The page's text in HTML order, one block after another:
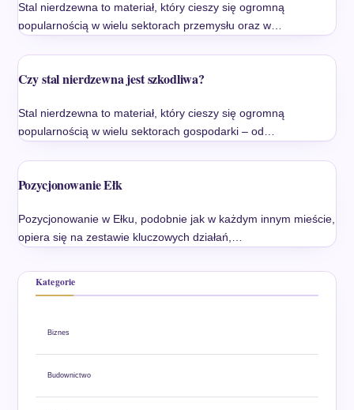
Stal nierdzewna to materiał, który cieszy się ogromną
popularnością w wielu sektorach przemysłu oraz w…
Czy stal nierdzewna jest szkodliwa?
Stal nierdzewna to materiał, który cieszy się ogromną
popularnością w wielu sektorach gospodarki – od…
Pozycjonowanie Ełk
Pozycjonowanie w Ełku, podobnie jak w każdym innym mieście,
opiera się na zestawie kluczowych działań,…
Kategorie
Biznes
Budownictwo